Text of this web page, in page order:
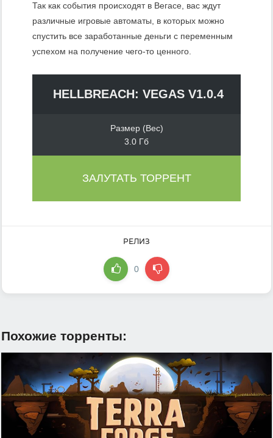
Так как события происходят в Вегасе, вас ждут
различные игровые автоматы, в которых можно
спустить все заработанные деньги с переменным
успехом на получение чего-то ценного.
HELLBREACH: VEGAS V1.0.4
Размер (Вес)
3.0 Гб
ЗАЛУТАТЬ ТОРРЕНТ
РЕЛИЗ
0
Похожие торренты: